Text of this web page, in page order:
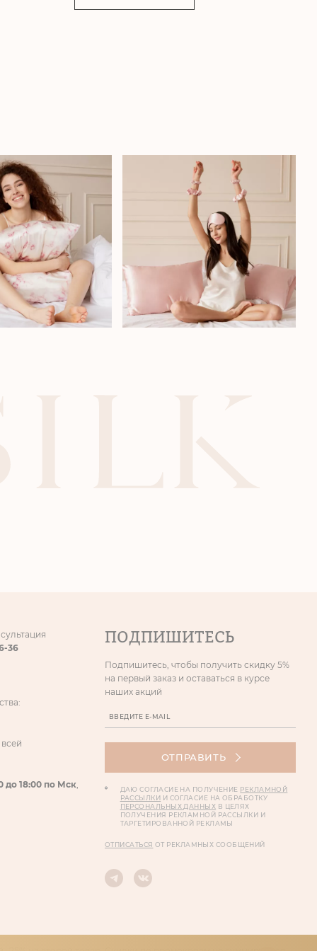
36
до 18:00 по Мск,
ПОДПИШИТЕСЬ
Подпишитесь, чтобы получить скидку 5%
на первый заказ и оставаться в курсе
наших акций
ОТПРАВИТЬ
ДАЮ СОГЛАСИЕ НА ПОЛУЧЕНИЕ РЕКЛАМНОЙ
РАССЫЛКИ И СОГЛАСИЕ НА ОБРАБОТКУ
ПЕРСОНАЛЬНЫХ ДАННЫХ В ЦЕЛЯХ
ПОЛУЧЕНИЯ РЕКЛАМНОЙ РАССЫЛКИ И
ТАРГЕТИРОВАННОЙ РЕКЛАМЫ
ОТПИСАТЬСЯ ОТ РЕКЛАМНЫХ СООБЩЕНИЙ